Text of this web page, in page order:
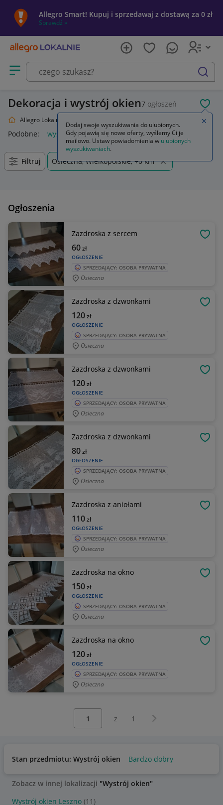
Allegro Smart! Kupuj i sprzedawaj z dostawą za 0 zł
Sprawdź »
Otwórz menu z kategoriami
szukaj
Dekoracja i wystrój okien7 ogłoszeń
Allegro Lokalnie
Podobne: wystrój okien lart wystrój okien
Filtruj Osieczna, Wielkopolskie, +0 km
Ogłoszenia
Zazdroska z sercem
OGŁOSZENIE
60zł
SPRZEDAJĄCY: OSOBA PRYWATNA
Osieczna
Zazdroska z dzwonkami
OGŁOSZENIE
120zł
SPRZEDAJĄCY: OSOBA PRYWATNA
Osieczna
Zazdroska z dzwonkami
OGŁOSZENIE
120zł
SPRZEDAJĄCY: OSOBA PRYWATNA
Osieczna
Zazdroska z dzwonkami
OGŁOSZENIE
80zł
SPRZEDAJĄCY: OSOBA PRYWATNA
Osieczna
Zazdroska z aniołami
OGŁOSZENIE
110zł
SPRZEDAJĄCY: OSOBA PRYWATNA
Osieczna
Zazdroska na okno
OGŁOSZENIE
150zł
SPRZEDAJĄCY: OSOBA PRYWATNA
Osieczna
Zazdroska na okno
OGŁOSZENIE
120zł
SPRZEDAJĄCY: OSOBA PRYWATNA
Osieczna
z 1 Następna strona
Stan przedmiotu: Wystrój okien Bardzo dobry
Zobacz w innej lokalizacji "Wystrój okien"
Wystrój okien Leszno (11)
Dodaj swoje wyszukiwania do ulubionych.
Gdy pojawią się nowe oferty, wyślemy Ci je
mailowo. Ustaw powiadomienia w ulubionych
wyszukiwaniach.